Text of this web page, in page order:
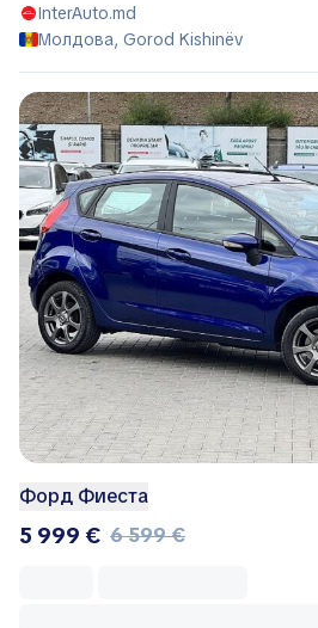
InterAuto.md
Молдова, Gorod Kishinëv
Форд Фиеста
5 999 € 6 599 €